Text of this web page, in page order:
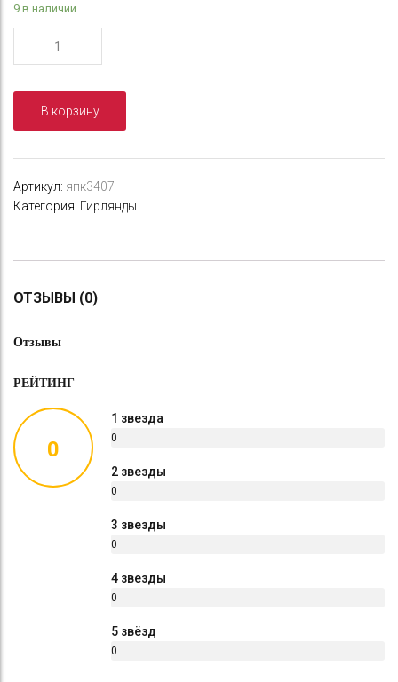
9 в наличии
Fish
Планктон
В корзину
Артикул: япк3407
Категория: Гирлянды
ОТЗЫВЫ (0)
Отзывы
РЕЙТИНГ
0
1 звезда
0
2 звезды
0
3 звезды
0
4 звезды
0
5 звёзд
0